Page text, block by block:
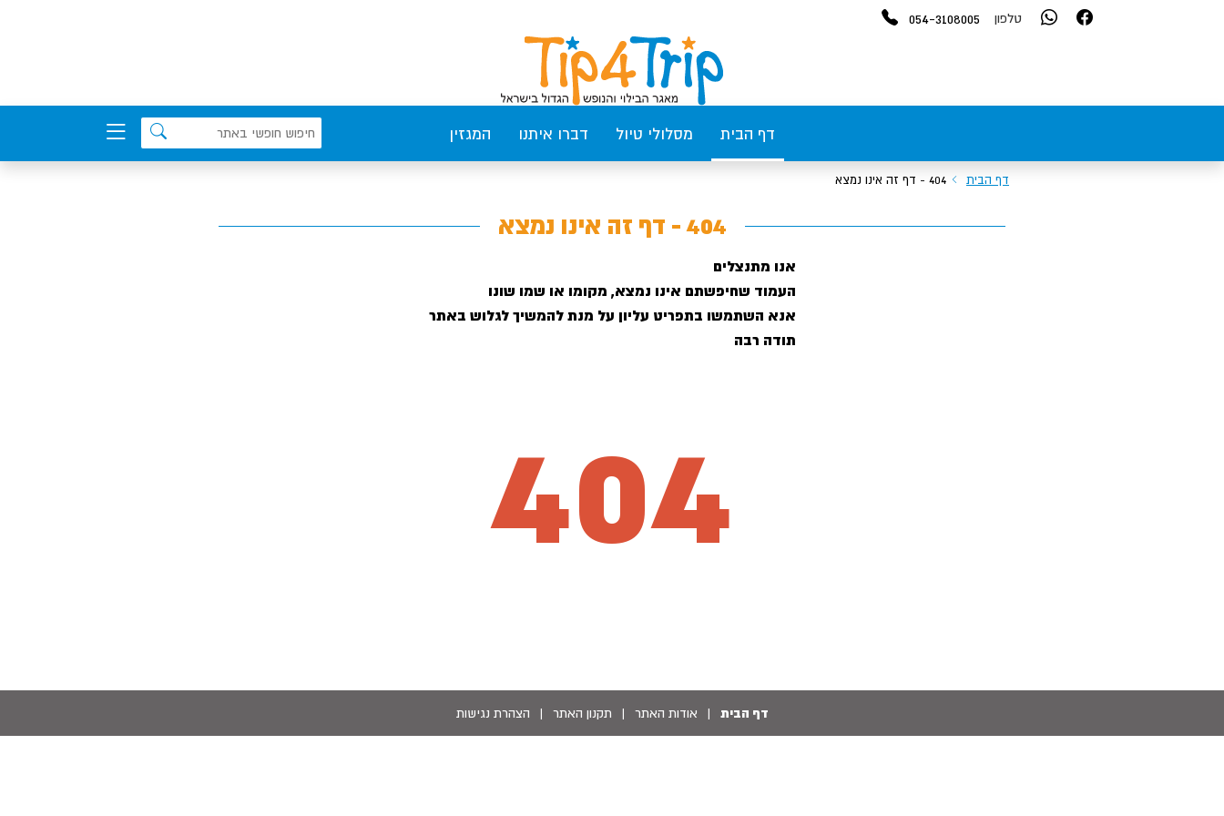
טלפון 054-3108005
דף הבית מסלולי טיול דברו איתנו המגזין
דף הבית 404 - דף זה אינו נמצא
404 - דף זה אינו נמצא
אנו מתנצלים
העמוד שחיפשתם אינו נמצא, מקומו או שמו שונו
אנא השתמשו בתפריט עליון על מנת להמשיך לגלוש באתר
תודה רבה
404
דף הבית | אודות האתר | תקנון האתר | הצהרת נגישות